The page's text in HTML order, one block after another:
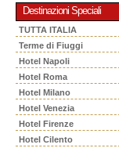
Destinazioni Speciali
TUTTA ITALIA
Terme di Fiuggi
Hotel Napoli
Hotel Roma
Hotel Milano
Hotel Venezia
Hotel Firenze
Hotel Cilento